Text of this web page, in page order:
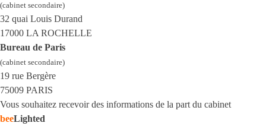
(cabinet secondaire)
32 quai Louis Durand
17000 LA ROCHELLE
Bureau de Paris
(cabinet secondaire)
19 rue Bergère
75009 PARIS
Vous souhaitez recevoir des informations de la part du cabinet
beeLighted